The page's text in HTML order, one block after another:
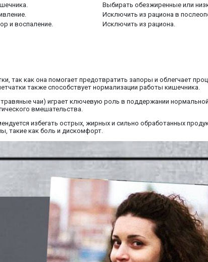
Выбирать обезжиренные или
Исключить из рациона в
и воспаление. Исключить из рациона.
так как она помогает предотвратить запоры и облегчает
также способствует нормализации работы кишечника.
чаи) играет ключевую роль в поддержании
вмешательства.
избегать острых, жирных и сильно обработанных
такие как боль и дискомфорт.